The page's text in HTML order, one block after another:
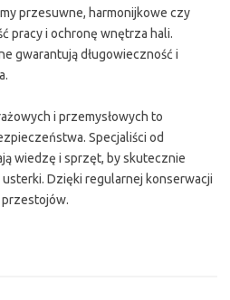
przesuwne, harmonijkowe czy
pracy i ochronę wnętrza hali.
gwarantują długowieczność i
i przemysłowych to
Specjaliści od
wiedzę i sprzęt, by skutecznie
Dzięki regularnej konserwacji